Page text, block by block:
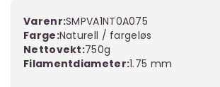
Varenr:SMPVA1NT0A075
Farge Naturell / fargeløs
Nettovekt 750g
Filamentdiameter 1.75 mm